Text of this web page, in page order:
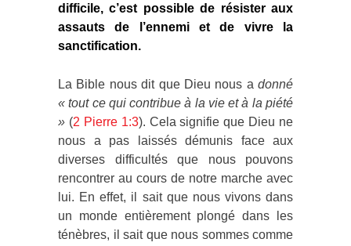
difficile, c’est possible de résister aux
assauts de l’ennemi et de vivre la
sanctification.
La Bible nous dit que Dieu nous a donné
« tout ce qui contribue à la vie et à la piété
» (2 Pierre 1:3). Cela signifie que Dieu ne
nous a pas laissés démunis face aux
diverses difficultés que nous pouvons
rencontrer au cours de notre marche avec
lui. En effet, il sait que nous vivons dans
un monde entièrement plongé dans les
ténèbres, il sait que nous sommes comme